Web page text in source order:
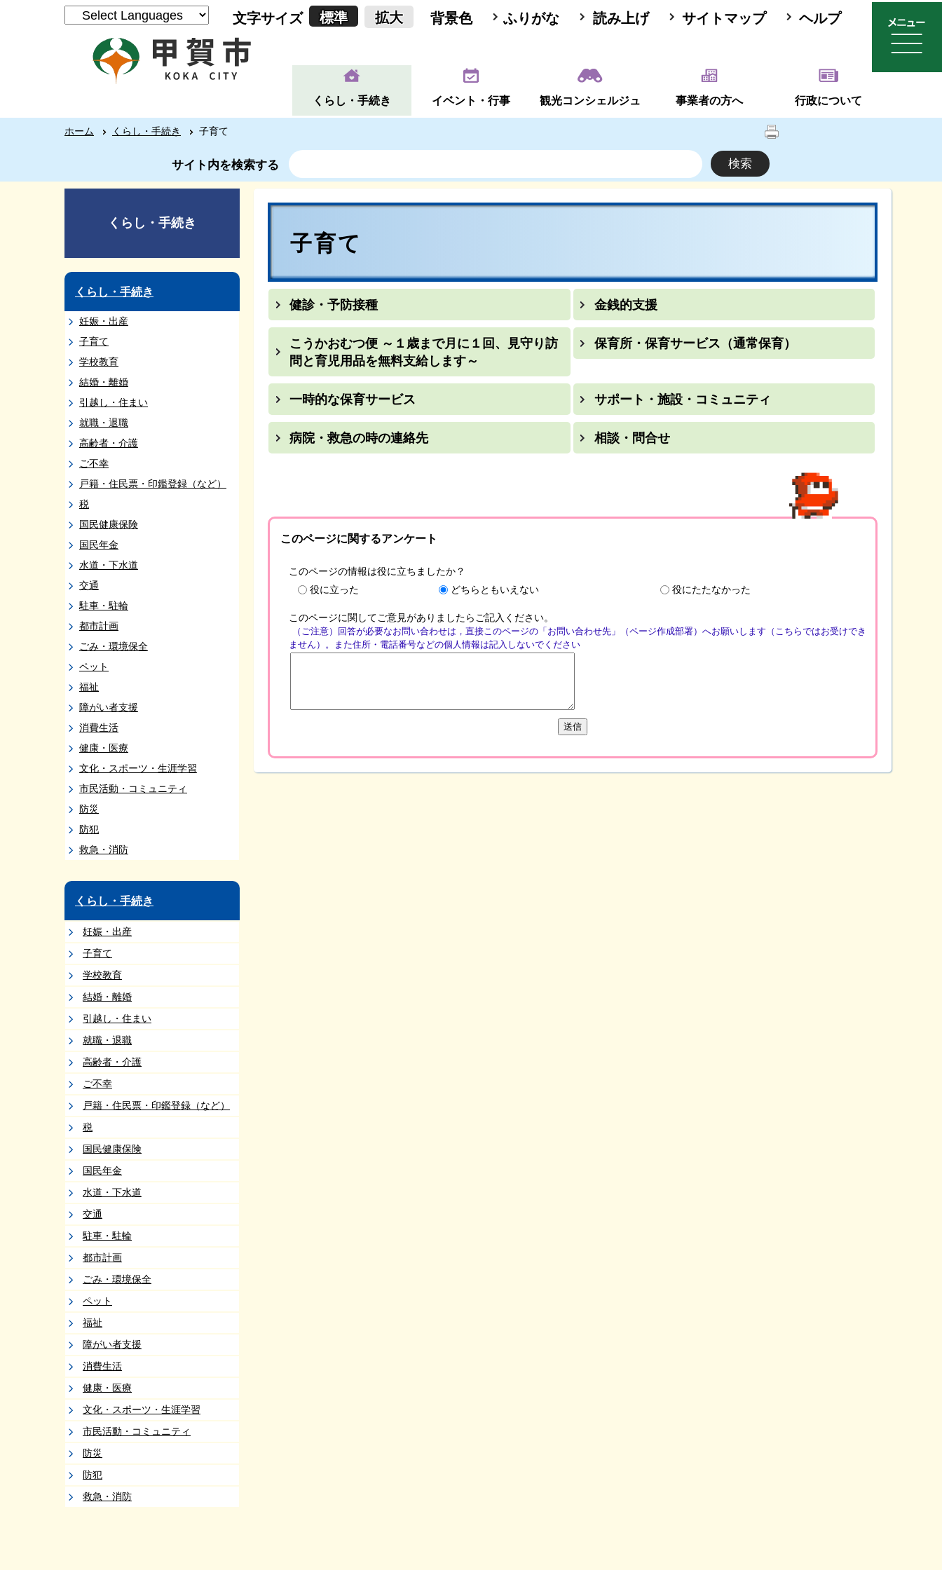
文字サイズ 標準 拡大 背景色 ふりがな 読み上げ サイトマップ ヘルプ
くらし・手続き イベント・行事 観光コンシェルジュ 事業者の方へ 行政について
ホーム くらし・手続き 子育て
サイト内を検索する
くらし・手続き
くらし・手続き
妊娠・出産
子育て
学校教育
結婚・離婚
引越し・住まい
就職・退職
高齢者・介護
ご不幸
戸籍・住民票・印鑑登録（など）
税
国民健康保険
国民年金
水道・下水道
交通
駐車・駐輪
都市計画
ごみ・環境保全
ペット
福祉
障がい者支援
消費生活
健康・医療
文化・スポーツ・生涯学習
市民活動・コミュニティ
防災
防犯
救急・消防
くらし・手続き
妊娠・出産
子育て
学校教育
結婚・離婚
引越し・住まい
就職・退職
高齢者・介護
ご不幸
戸籍・住民票・印鑑登録（など）
税
国民健康保険
国民年金
水道・下水道
交通
駐車・駐輪
都市計画
ごみ・環境保全
ペット
福祉
障がい者支援
消費生活
健康・医療
文化・スポーツ・生涯学習
市民活動・コミュニティ
防災
防犯
救急・消防
子育て
健診・予防接種 金銭的支援
こうかおむつ便 ～１歳まで月に１回、見守り訪
問と育児用品を無料支給します～
保育所・保育サービス（通常保育）
一時的な保育サービス サポート・施設・コミュニティ
病院・救急の時の連絡先 相談・問合せ
このページに関するアンケート
このページの情報は役に立ちましたか？
役に立った
どちらともいえない 役にたたなかった
このページに関してご意見がありましたらご記入ください。
（ご注意）回答が必要なお問い合わせは，直接このページの「お問い合わせ先」（ページ作成部署）へお願いします（こちらではお受けでき
ません）。また住所・電話番号などの個人情報は記入しないでください